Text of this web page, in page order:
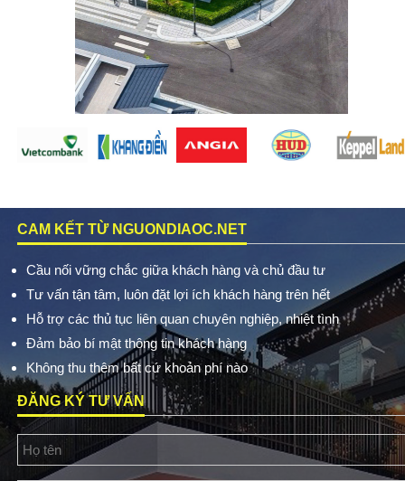
CAM KẾT TỪ NGUONDIAOC.NET
Cầu nối vững chắc giữa khách hàng và chủ đầu tư
Tư vấn tận tâm, luôn đặt lợi ích khách hàng trên hết
Hỗ trợ các thủ tục liên quan chuyên nghiệp, nhiệt tình
Đảm bảo bí mật thông tin khách hàng
Không thu thêm bất cứ khoản phí nào
ĐĂNG KÝ TƯ VẤN